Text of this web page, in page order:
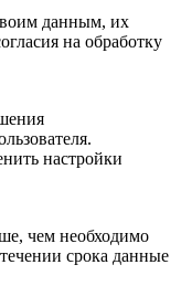
данным, их
на обработку
настройки
чем необходимо
срока данные